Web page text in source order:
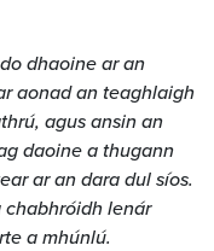
dhaoine ar an
aonad an teaghlaigh
agus ansin an
daoine a thugann
ar an dara dul síos.
lenár
a mhúnlú.